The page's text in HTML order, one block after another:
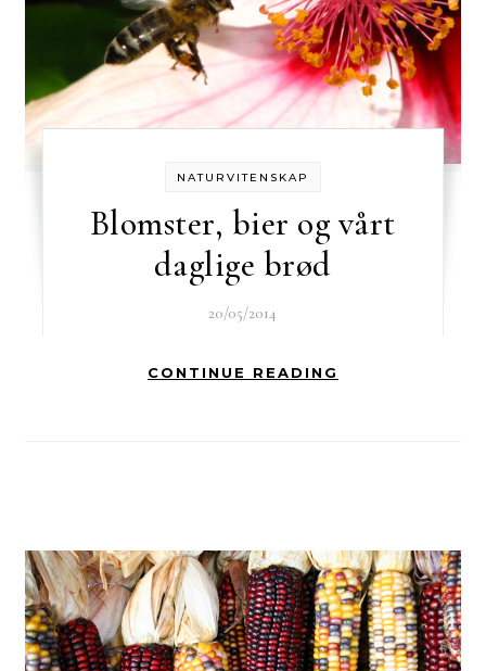
NATURVITENSKAP
Blomster, bier og vårt
daglige brød
20/05/2014
CONTINUE READING